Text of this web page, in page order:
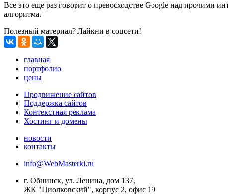
Все это еще раз говорит о превосходстве Google над прочими
алгоритма.
Полезный материал? Лайкни в соцсети!
главная
портфолио
цены
Продвижение сайтов
Поддержка сайтов
Контекстная реклама
Хостинг и домены
новости
контакты
info@WebMasterki.ru
г. Обнинск, ул. Ленина, дом 137,
ЖК "Циолковский", корпус 2, офис 19